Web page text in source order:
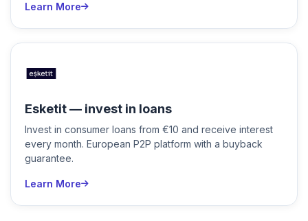
Learn More
Esketit — invest in loans
Invest in consumer loans from €10 and receive interest
every month. European P2P platform with a buyback
guarantee.
Learn More